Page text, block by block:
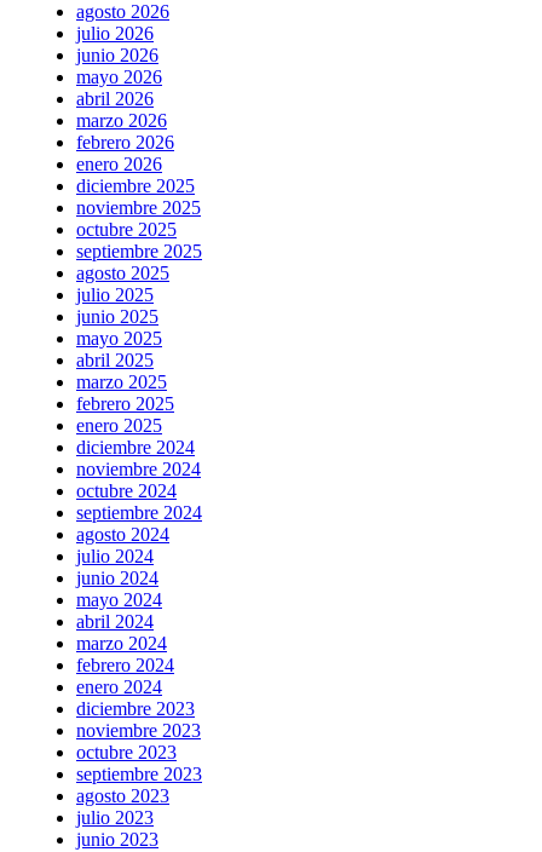
agosto 2026
julio 2026
junio 2026
mayo 2026
abril 2026
marzo 2026
febrero 2026
enero 2026
diciembre 2025
noviembre 2025
octubre 2025
septiembre 2025
agosto 2025
julio 2025
junio 2025
mayo 2025
abril 2025
marzo 2025
febrero 2025
enero 2025
diciembre 2024
noviembre 2024
octubre 2024
septiembre 2024
agosto 2024
julio 2024
junio 2024
mayo 2024
abril 2024
marzo 2024
febrero 2024
enero 2024
diciembre 2023
noviembre 2023
octubre 2023
septiembre 2023
agosto 2023
julio 2023
junio 2023